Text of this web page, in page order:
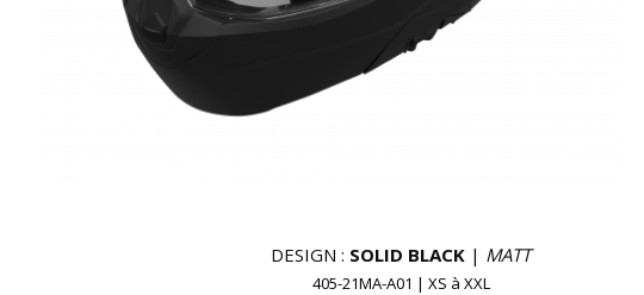
DESIGN : SOLID BLACK | MATT
405-21MA-A01 | XS à XXL